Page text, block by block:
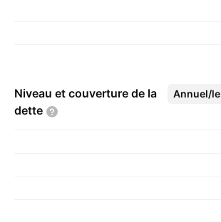
Niveau et couverture de la
dette
Annuel/le
Plus